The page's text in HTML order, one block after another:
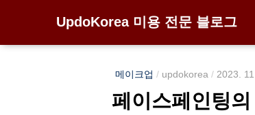
UpdoKorea 미용 전문 블로그
메이크업 / updokorea / 2023.
페이스페인팅